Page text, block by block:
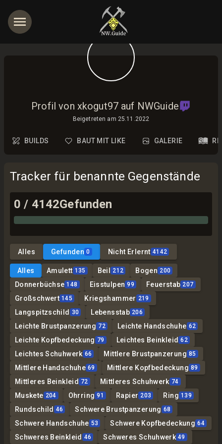
Profil von xkogut97 auf NWGuide
Beigetreten am 25.11.2022
BUILDS BAUT MIT LIKE GALERIE
Tracker für benannte Gegenstände
0 / 4142Gefunden
Alles Gefunden 0 Nicht Erlernt 4142
Alles Amulett 135 Beil 212 Bogen 200
Donnerbüchse 148 Eisstulpen 99 Feuerstab 207
Großschwert 145 Kriegshammer 219
Langspitzschild 30 Lebensstab 206
Leichte Brustpanzerung 72 Leichte Handschuhe 62
Leichte Kopfbedeckung 79 Leichtes Beinkleid 62
Leichtes Schuhwerk 66 Mittlere Brustpanzerung 85
Mittlere Handschuhe 69 Mittlere Kopfbedeckung 89
Mittleres Beinkleid 72 Mittleres Schuhwerk 74
Muskete 204 Ohrring 91 Rapier 203 Ring 139
Rundschild 46 Schwere Brustpanzerung 68
Schwere Handschuhe 53 Schwere Kopfbedeckung 64
Schweres Beinkleid 46 Schweres Schuhwerk 49